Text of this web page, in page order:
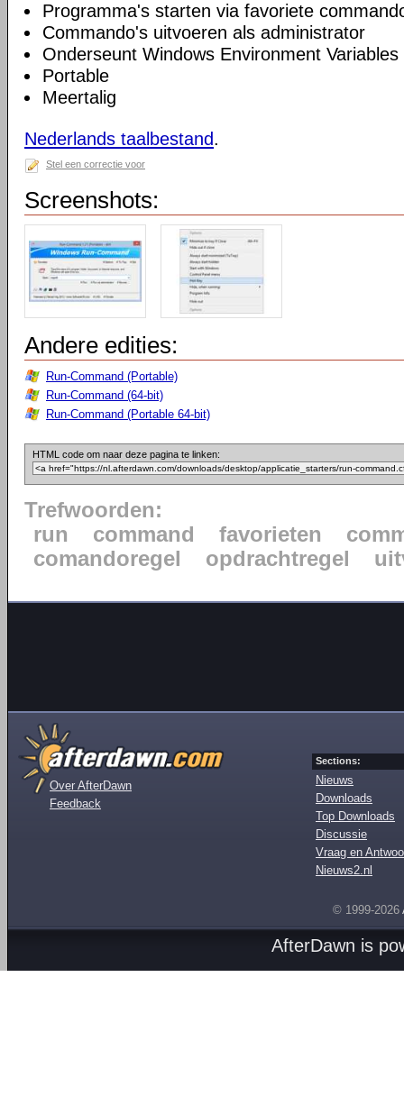
Programma's starten via favoriete
Commando's uitvoeren als administrator
Onderseunt Windows Environment Variables
Portable
Meertalig
Nederlands taalbestand.
Stel een correctie voor
Screenshots:
Andere edities:
Run-Command (Portable)
Run-Command (64-bit)
Run-Command (Portable 64-bit)
HTML code om naar deze pagina te linken:
Trefwoorden:
run
command favorieten
comandoregel
opdrachtregel
Over AfterDawn
Feedback
Sections:
Nieuws
Downloads
Top Downloads
Discussie
Vraag en
Nieuws2.nl
© 1999-2026
AfterDawn is